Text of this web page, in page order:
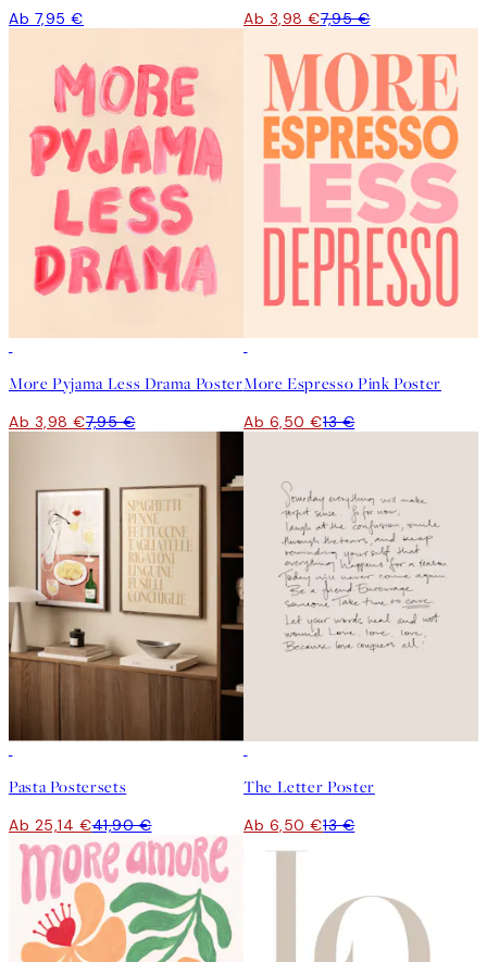
Ab 7,95 € Ab 3,98 €7,95 €
More Pyjama Less Drama Poster
Ab 3,98 €7,95 €
More Espresso Pink Poster
Ab 6,50 €13 €
Pasta Postersets
Ab 25,14 €41,90 €
The Letter Poster
Ab 6,50 €13 €